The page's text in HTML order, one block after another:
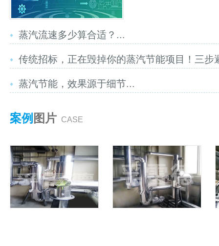
蒸汽流速多少算合适？...
传统招标，正在毁掉你的蒸汽节能项目！三步
蒸汽节能，效果源于细节...
案例 图片 CASE